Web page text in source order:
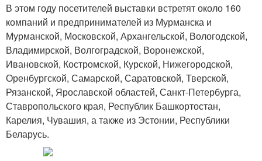
В этом году посетителей выставки встретят около 160
компаний и предпринимателей из Мурманска и
Мурманской, Московской, Архангельской, Вологодской,
Владимирской, Волгоградской, Воронежской,
Ивановской, Костромской, Курской, Нижегородской,
Оренбургской, Самарской, Саратовской, Тверской,
Рязанской, Ярославской областей, Санкт-Петербурга,
Ставропольского края, Республик Башкортостан,
Карелия, Чувашия, а также из Эстонии, Республики
Беларусь.